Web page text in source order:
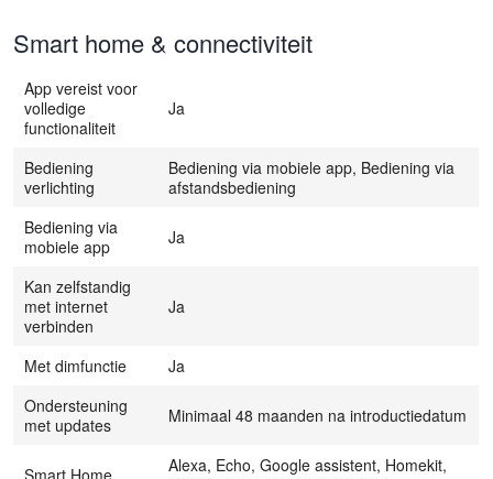
Smart home & connectiviteit
App vereist voor
volledige
functionaliteit
Ja
Bediening
verlichting
Bediening via mobiele app, Bediening via
afstandsbediening
Bediening via
mobiele app
Ja
Kan zelfstandig
met internet
verbinden
Ja
Met dimfunctie
Ja
Ondersteuning
met updates
Minimaal 48 maanden na introductiedatum
Smart Home
Alexa, Echo, Google assistent, Homekit,